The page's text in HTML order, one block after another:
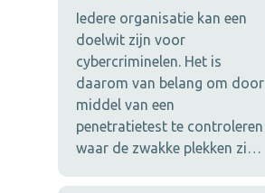
Iedere organisatie kan een
doelwit zijn voor
cybercriminelen. Het is
daarom van belang om door
middel van een
penetratietest te controleren
waar de zwakke plekken zi…